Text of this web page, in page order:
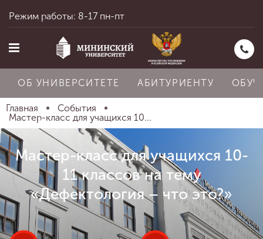
Главная
Об университете
Абитуриенту
Режим работы: 8-17 пн-пт
ОБ УНИВЕРСИТЕТЕ АБИТУРИЕНТУ
Главная
События
Мастер-класс для учащихся 10...
Мастер-класс для учащихся 10-
11 классов на тему
«Дефектология – что это?»